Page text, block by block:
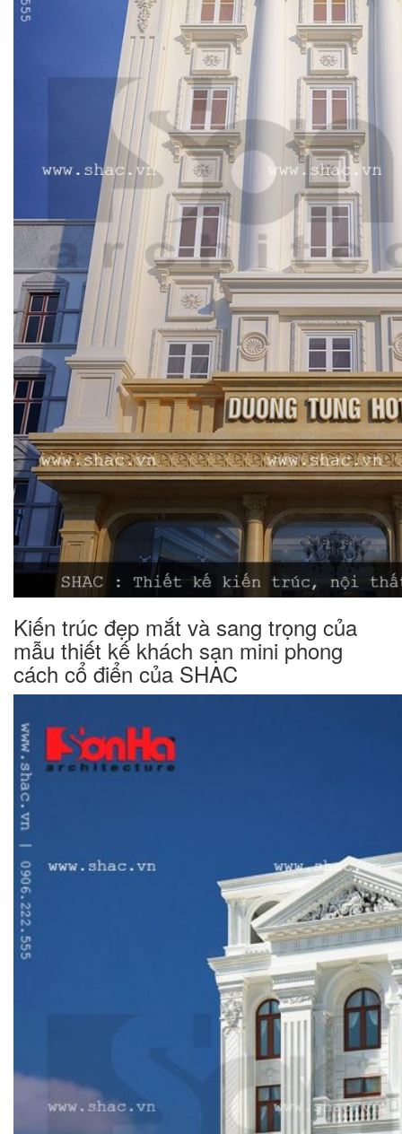
Kiến trúc đẹp mắt và sang trọng của
mẫu thiết kế khách sạn mini phong
cách cổ điển của SHAC